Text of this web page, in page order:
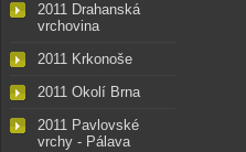
2011 Drahanská
vrchovina
2011 Krkonoše
2011 Okolí Brna
2011 Pavlovské
vrchy - Pálava